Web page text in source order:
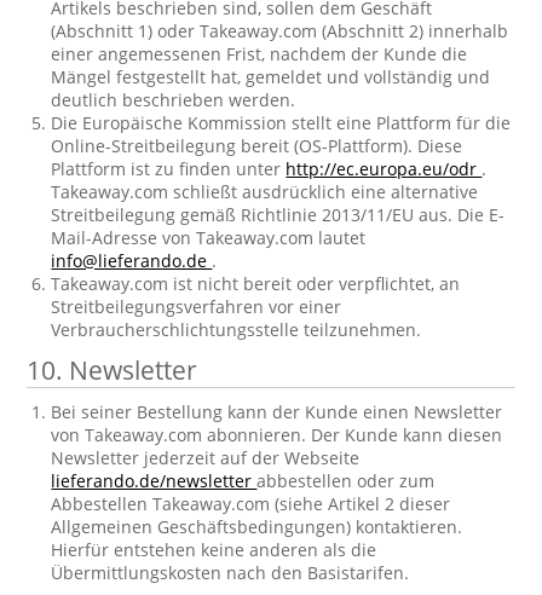
Artikels beschrieben sind, sollen dem Geschäft
(Abschnitt 1) oder Takeaway.com (Abschnitt 2) innerhalb
einer angemessenen Frist, nachdem der Kunde die
Mängel festgestellt hat, gemeldet und vollständig und
deutlich beschrieben werden.
Die Europäische Kommission stellt eine Plattform für die
Online-Streitbeilegung bereit (OS-Plattform). Diese
Plattform ist zu finden unter http://ec.europa.eu/odr .
Takeaway.com schließt ausdrücklich eine alternative
Streitbeilegung gemäß Richtlinie 2013/11/EU aus. Die E-
Mail-Adresse von Takeaway.com lautet
info@lieferando.de .
Takeaway.com ist nicht bereit oder verpflichtet, an
Streitbeilegungsverfahren vor einer
Verbraucherschlichtungsstelle teilzunehmen.
10. Newsletter
Bei seiner Bestellung kann der Kunde einen Newsletter
von Takeaway.com abonnieren. Der Kunde kann diesen
Newsletter jederzeit auf der Webseite
lieferando.de/newsletterabbestellen oder zum
Abbestellen Takeaway.com (siehe Artikel 2 dieser
Allgemeinen Geschäftsbedingungen) kontaktieren.
Hierfür entstehen keine anderen als die
Übermittlungskosten nach den Basistarifen.